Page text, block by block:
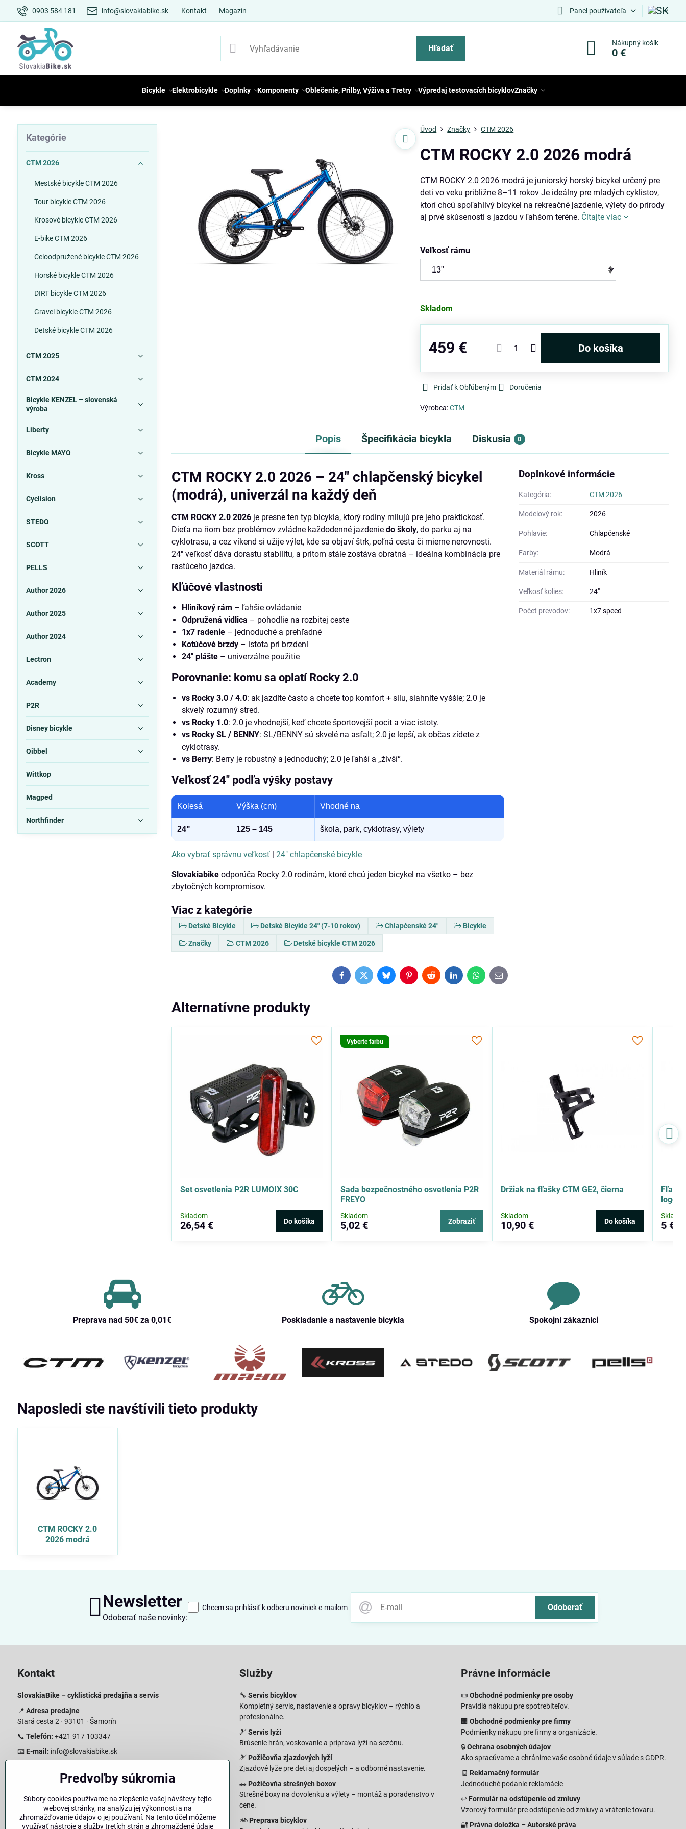
0903 584 181 info@slovakiabike.sk Kontakt Magazín Panel používateľa
Hľadať
Nákupný košík
0 €
Bicykle Elektrobicykle Doplnky Komponenty Oblečenie, Prilby, Výživa a Tretry Výpredaj testovacích bicyklovZnačky
Úvod Značky CTM 2026
CTM ROCKY 2.0 2026 modrá
CTM ROCKY 2.0 2026 modrá je juniorský horský bicykel určený pre
deti vo veku približne 8–11 rokov Je ideálny pre mladých cyklistov,
ktorí chcú spoľahlivý bicykel na rekreačné jazdenie, výlety do prírody
aj prvé skúsenosti s jazdou v ľahšom teréne. Čítajte viac
Veľkosť rámu
Skladom
459 € Do košíka
Pridať k Obľúbeným Doručenia
Výrobca:CTM
Popis Špecifikácia bicykla Diskusia 0
CTM ROCKY 2.0 2026 – 24" chlapčenský bicykel
(modrá), univerzál na každý deň
CTM ROCKY 2.0 2026 je presne ten typ bicykla, ktorý rodiny milujú pre jeho praktickosť.
Dieťa na ňom bez problémov zvládne každodenné jazdeniedo školy, do parku aj na
cyklotrasu, a cez víkend si užije výlet, kde sa objaví štrk, poľná cesta či mierne nerovnosti.
24" veľkosť dáva dorastu stabilitu, a pritom stále zostáva obratná – ideálna kombinácia pre
rastúceho jazdca.
Kľúčové vlastnosti
Hliníkový rám – ľahšie ovládanie
Odpružená vidlica – pohodlie na rozbitej ceste
1x7 radenie – jednoduché a prehľadné
Kotúčové brzdy – istota pri brzdení
24" plášte – univerzálne použitie
Porovnanie: komu sa oplatí Rocky 2.0
vs Rocky 3.0 / 4.0: ak jazdíte často a chcete top komfort + silu, siahnite vyššie; 2.0 je
skvelý rozumný stred.
vs Rocky 1.0: 2.0 je vhodnejší, keď chcete športovejší pocit a viac istoty.
vs Rocky SL / BENNY: SL/BENNY sú skvelé na asfalt; 2.0 je lepší, ak občas zídete z
cyklotrasy.
vs Berry: Berry je robustný a jednoduchý; 2.0 je ľahší a „živší“.
Veľkosť 24" podľa výšky postavy
Kolesá Výška (cm) Vhodné na
24" 125 – 145 škola, park, cyklotrasy, výlety
Ako vybrať správnu veľkosť |24" chlapčenské bicykle
Slovakiabike odporúča Rocky 2.0 rodinám, ktoré chcú jeden bicykel na všetko – bez
zbytočných kompromisov.
Viac z kategórie
Detské Bicykle Detské Bicykle 24" (7-10 rokov) Chlapčenské 24" Bicykle
Značky CTM 2026 Detské bicykle CTM 2026
Doplnkové informácie
Kategória: CTM 2026
Modelový rok: 2026
Pohlavie: Chlapćenské
Farby: Modrá
Materiál rámu: Hliník
Veľkosť kolies: 24"
Počet prevodov: 1x7 speed
FacebookTwitterBlueskyPinterestRedditLinkedInWhatsApp
E-
mail
Alternatívne produkty
Set osvetlenia P2R LUMOIX 30C
Skladom
26,54 € Do košíka
Vyberte farbu
Sada bezpečnostného osvetlenia P2R
FREYO
Skladom
5,02 € Zobraziť
Držiak na fľašky CTM GE2, čierna
Skladom
10,90 € Do košíka
Fľaša
logo
5 €
Kategórie
CTM 2026
Mestské bicykle CTM 2026
Tour bicykle CTM 2026
Krosové bicykle CTM 2026
E-bike CTM 2026
Celoodpružené bicykle CTM 2026
Horské bicykle CTM 2026
DIRT bicykle CTM 2026
Gravel bicykle CTM 2026
Detské bicykle CTM 2026
CTM 2025
CTM 2024
Bicykle KENZEL – slovenská
výroba
Liberty
Bicykle MAYO
Kross
Cyclision
STEDO
SCOTT
PELLS
Author 2026
Author 2025
Author 2024
Lectron
Academy
P2R
Disney bicykle
Qibbel
Wittkop
Magped
Northfinder
Preprava nad 50€ za 0,01€ Poskladanie a nastavenie bicykla Spokojní zákazníci
Naposledi ste navśtívili tieto produkty
CTM ROCKY 2.0
2026 modrá
Newsletter
Odoberať naše novinky:
Odoberať
Chcem sa prihlásiť k odberu noviniek e-mailom
Kontakt
SlovakiaBike – cyklistická predajňa a servis
📍 Adresa predajne
Stará cesta 2 · 93101 · Šamorín
📞 Telefón: +421 917 103347
📧 E-mail: info@slovakiabike.sk
Pondelok–Piatok: 08:00–17:00 Streda 08:00-16:00
Nedeľa: Zatvorené
👉Zobraziť predajňu na mape(Google Maps trasa)
Služby
🔧 Servis bicyklov
Kompletný servis, nastavenie a opravy bicyklov – rýchlo a
profesionálne.
🎿 Servis lyží
Brúsenie hrán, voskovanie a príprava lyží na sezónu.
🎿 Požičovňa zjazdových lyží
Zjazdové lyže pre deti aj dospelých – a odborné nastavenie.
🚗 Požičovňa strešných boxov
Strešné boxy na dovolenku a výlety – montáž a poradenstvo v
cene.
🚲 Preprava bicyklov
Právne informácie
📜Obchodné podmienky pre osoby
Pravidlá nákupu pre spotrebiteľov.
🏢Obchodné podmienky pre firmy
Podmienky nákupu pre firmy a organizácie.
🔒Ochrana osobných údajov
Ako spracúvame a chránime vaše osobné údaje v súlade s GDPR.
🧾 Reklamačný formulár
Jednoduché podanie reklamácie
↩️ Formulár na odstúpenie od zmluvy
Vzorový formulár pre odstúpenie od zmluvy a vrátenie tovaru.
🔐 Právna doložka – Autorské práva
Predvoľby súkromia
Súbory cookies používame na zlepšenie vašej návštevy tejto
webovej stránky, na analýzu jej výkonnosti a na
zhromažďovanie údajov o jej používaní. Na tento účel môžeme
využívať nástroje a služby tretích strán a zhromaždené údaje